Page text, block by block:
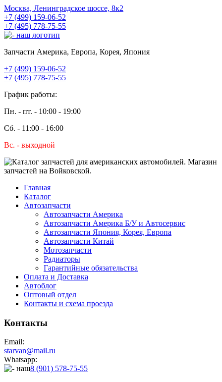
Москва, Ленинградское шоссе, 8к2
+7 (499) 159-06-52
+7 (495) 778-75-55
Запчасти Америка, Европа, Корея, Япония
+7 (499) 159-06-52
+7 (495) 778-75-55
График работы:
Пн. - пт. - 10:00 - 19:00
Сб. - 11:00 - 16:00
Вс. - выходной
Главная
Каталог
Автозапчасти
Автозапчасти Америка
Автозапчасти Америка Б/У и Автосервис
Автозапчасти Япония, Корея, Европа
Автозапчасти Китай
Мотозапчасти
Радиаторы
Гарантийные обязательства
Оплата и Доставка
Автоблог
Оптовый отдел
Контакты и схема проезда
Контакты
Email:
starvan@mail.ru
Whatsapp:
8 (901) 578-75-55